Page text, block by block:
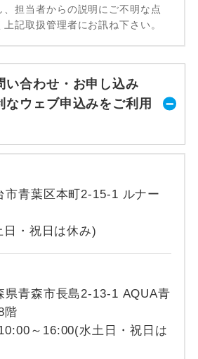
、担当者からの説明にご不明な点
記取扱管理者にお訊ね下さい。
い合わせ・お申し込み
なウェブ申込みをご利用
市青葉区本町2-15-1 ルナー
・祝日は休み)
県青森市長島2-13-1 AQUA青
階
～16:00(水土日・祝日は